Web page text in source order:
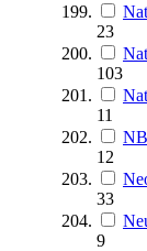
23
103
11
12
33
9